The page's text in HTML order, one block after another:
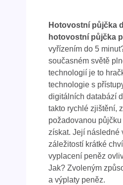
Hotovostní půjčka
hotovostní půjčka
vyřízením do 5
současném světě
technologií je to
technologie s
digitálních databází
takto rychlé zjištění,
požadovanou půjčku
získat. Její následné
záležitostí krátké
vyplacení peněz
Jak? Zvoleným
a výplaty peněz.